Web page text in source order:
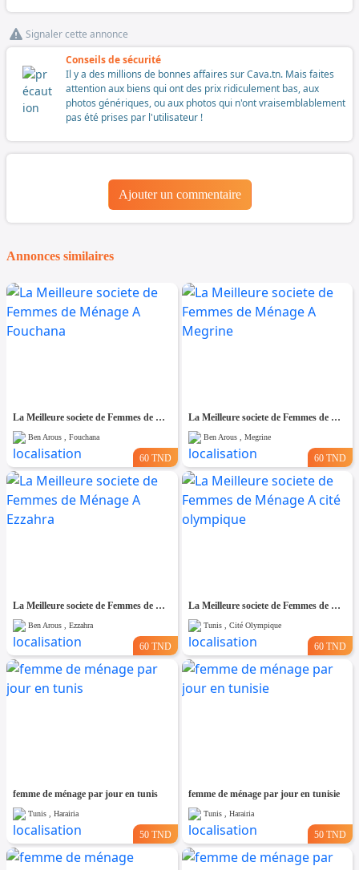
Signaler cette annonce
Conseils de sécurité
Il y a des millions de bonnes affaires sur Cava.tn. Mais faites
attention aux biens qui ont des prix ridiculement bas, aux
photos génériques, ou aux photos qui n'ont vraisemblablement
pas été prises par l'utilisateur !
Ajouter un commentaire
Annonces similaires
La Meilleure societe de Femmes de Ménage A Fouchana
Ben Arous , Fouchana
60 TND
La Meilleure societe de Femmes de Ménage A Megrine
Ben Arous , Megrine
60 TND
La Meilleure societe de Femmes de Ménage A Ezzahra
Ben Arous , Ezzahra
60 TND
La Meilleure societe de Femmes de Ménage A cité olympique
Tunis , Cité Olympique
60 TND
femme de ménage par jour en tunis
Tunis , Harairia
50 TND
femme de ménage par jour en tunisie
Tunis , Harairia
50 TND